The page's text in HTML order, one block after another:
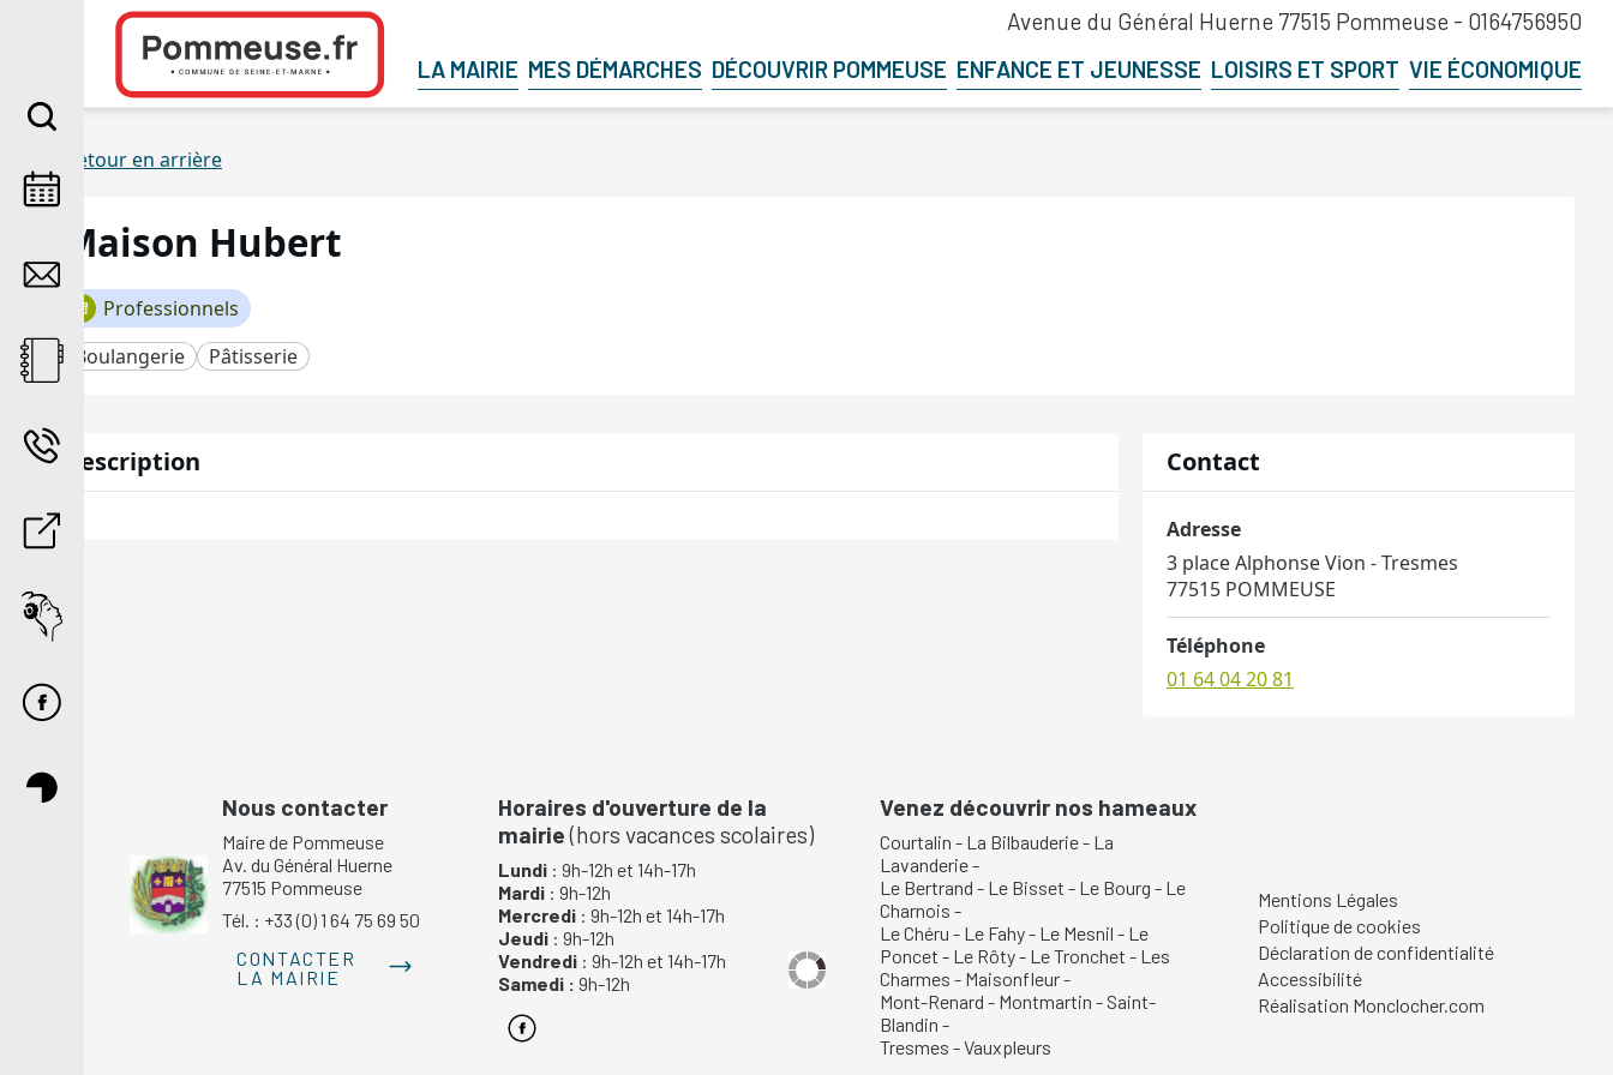
Aller au contenu Avenue du Général Huerne 77515 Pommeuse - 0164756950
LA MAIRIE MES DÉMARCHES DÉCOUVRIR POMMEUSE ENFANCE ET JEUNESSE LOISIRS ET SPORT VIE ÉCONOMIQUE
Retour en arrière
Maison Hubert
Professionnels
Boulangerie
Pâtisserie
Description Contact
Adresse
3 place Alphonse Vion - Tresmes
77515 POMMEUSE
Téléphone
01 64 04 20 81
Nous contacter
Maire de Pommeuse
Av. du Général Huerne
77515 Pommeuse
Tél. : +33 (0) 1 64 75 69 50
CONTACTER
LA MAIRIE
Horaires d'ouverture de la
mairie(hors vacances scolaires)
Lundi: 9h-12h et 14h-17h
Mardi : 9h-12h
Mercredi : 9h-12h et 14h-17h
Jeudi : 9h-12h
Vendredi : 9h-12h et 14h-17h
Samedi : 9h-12h
Venez découvrir nos hameaux
Courtalin - La Bilbauderie- La
Lavanderie-
Le Bertrand - Le Bisset - Le Bourg - Le
Charnois -
Le Chéru - Le Fahy- Le Mesnil - Le
Poncet - Le Rôty- Le Tronchet - Les
Charmes - Maisonfleur-
Mont-Renard - Montmartin - Saint-
Blandin -
Tresmes -Vauxpleurs
Mentions Légales
Politique de cookies
Déclaration de confidentialité
Accessibilité
Réalisation Monclocher.com